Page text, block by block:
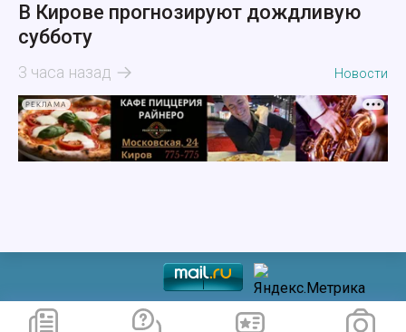
В Кирове прогнозируют дождливую
субботу
3 часа назад Новости
РЕКЛАМА